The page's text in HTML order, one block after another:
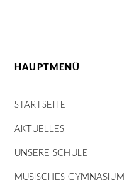
HAUPTMENÜ
STARTSEITE
AKTUELLES
UNSERE SCHULE
MUSISCHES GYMNASIUM